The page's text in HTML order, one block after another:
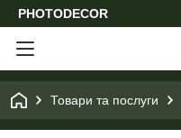
PHOTODECOR
Товари та послуги